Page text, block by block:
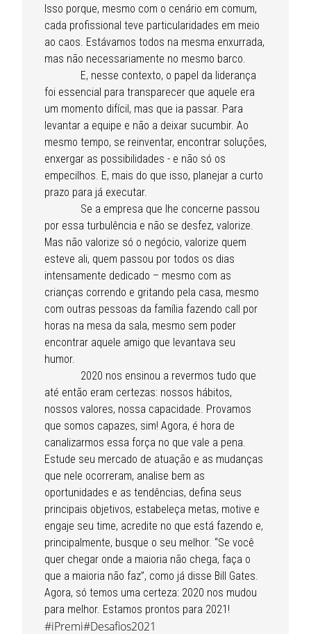
Isso porque, mesmo com o cenário em comum,
cada profissional teve particularidades em meio
ao caos. Estávamos todos na mesma enxurrada,
mas não necessariamente no mesmo barco.
E, nesse contexto, o papel da liderança
foi essencial para transparecer que aquele era
um momento difícil, mas que ia passar. Para
levantar a equipe e não a deixar sucumbir. Ao
mesmo tempo, se reinventar, encontrar soluções,
enxergar as possibilidades - e não só os
empecilhos. E, mais do que isso, planejar a curto
prazo para já executar.
Se a empresa que lhe concerne passou
por essa turbulência e não se desfez, valorize.
Mas não valorize só o negócio, valorize quem
esteve ali, quem passou por todos os dias
intensamente dedicado – mesmo com as
crianças correndo e gritando pela casa, mesmo
com outras pessoas da família fazendo call por
horas na mesa da sala, mesmo sem poder
encontrar aquele amigo que levantava seu
humor.
2020 nos ensinou a revermos tudo que
até então eram certezas: nossos hábitos,
nossos valores, nossa capacidade. Provamos
que somos capazes, sim! Agora, é hora de
canalizarmos essa força no que vale a pena.
Estude seu mercado de atuação e as mudanças
que nele ocorreram, analise bem as
oportunidades e as tendências, defina seus
principais objetivos, estabeleça metas, motive e
engaje seu time, acredite no que está fazendo e,
principalmente, busque o seu melhor. “Se você
quer chegar onde a maioria não chega, faça o
que a maioria não faz”, como já disse Bill Gates.
Agora, só temos uma certeza: 2020 nos mudou
para melhor. Estamos prontos para 2021!
#iPremi#Desafios2021